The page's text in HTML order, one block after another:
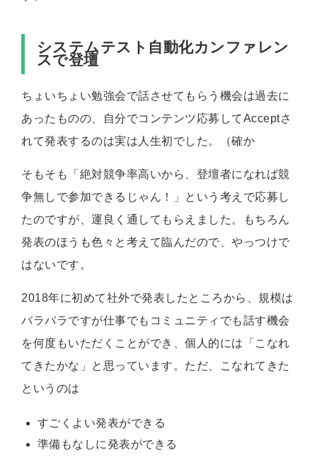
システムテスト自動化カンファレン
スで登壇
ちょいちょい勉強会で話させてもらう機会は過去に
あったものの、自分でコンテンツ応募してAcceptさ
れて発表するのは実は人生初でした。（確か
そもそも「絶対競争率高いから、登壇者になれば競
争無しで参加できるじゃん！」という考えで応募し
たのですが、運良く通してもらえました。もちろん
発表のほうも色々と考えて臨んだので、やっつけで
はないです。
2018年に初めて社外で発表したところから、規模は
バラバラですが仕事でもコミュニティでも話す機会
を何度もいただくことができ、個人的には「こなれ
てきたかな」と思っています。ただ、こなれてきた
というのは
すごくよい発表ができる
準備もなしに発表ができる